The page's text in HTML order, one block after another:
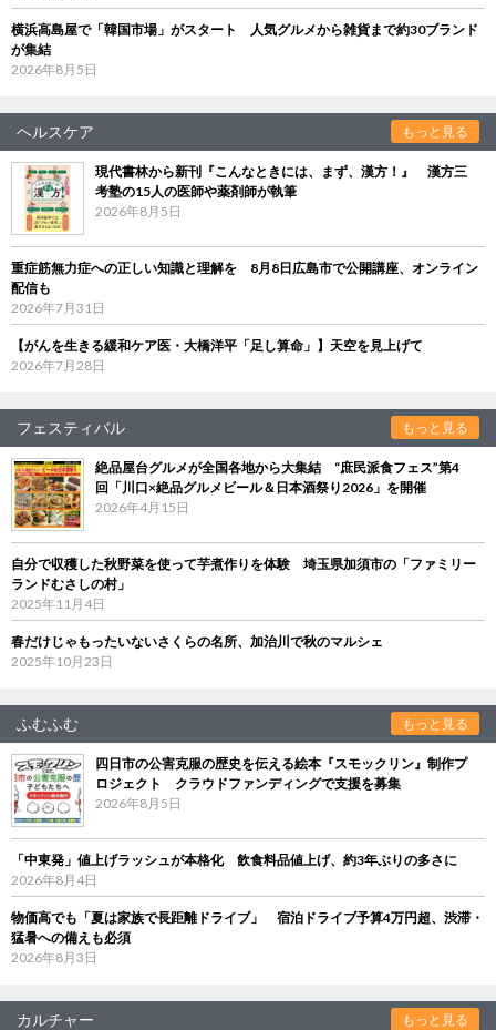
横浜高島屋で「韓国市場」がスタート 人気グルメから雑貨まで約30ブランド
が集結
2026年8月5日
ヘルスケア もっと見る
現代書林から新刊『こんなときには、まず、漢方！』 漢方三
考塾の15人の医師や薬剤師が執筆
2026年8月5日
重症筋無力症への正しい知識と理解を 8月8日広島市で公開講座、オンライン
配信も
2026年7月31日
【がんを生きる緩和ケア医・大橋洋平「足し算命」】天空を見上げて
2026年7月28日
フェスティバル もっと見る
絶品屋台グルメが全国各地から大集結 “庶民派食フェス”第4
回「川口×絶品グルメビール＆日本酒祭り2026」を開催
2026年4月15日
自分で収穫した秋野菜を使って芋煮作りを体験 埼玉県加須市の「ファミリー
ランドむさしの村」
2025年11月4日
春だけじゃもったいないさくらの名所、加治川で秋のマルシェ
2025年10月23日
ふむふむ もっと見る
四日市の公害克服の歴史を伝える絵本『スモックリン』制作プ
ロジェクト クラウドファンディングで支援を募集
2026年8月5日
「中東発」値上げラッシュが本格化 飲食料品値上げ、約3年ぶりの多さに
2026年8月4日
物価高でも「夏は家族で長距離ドライブ」 宿泊ドライブ予算4万円超、渋滞・
猛暑への備えも必須
2026年8月3日
カルチャー もっと見る